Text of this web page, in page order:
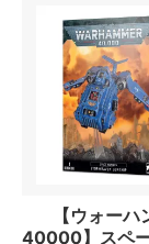
【ウォーハ
40000】スペ